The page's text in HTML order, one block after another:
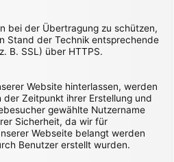
bei der Übertragung zu schützen,
Stand der Technik entsprechende
B. SSL) über HTTPS.
Website hinterlassen, werden
Zeitpunkt ihrer Erstellung und
gewählte Nutzername
Sicherheit, da wir für
Webseite belangt werden
Benutzer erstellt wurden.